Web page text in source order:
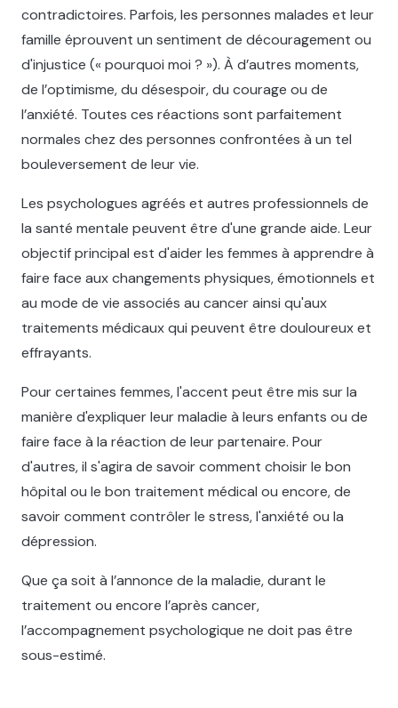
contradictoires. Parfois, les personnes malades et leur
famille éprouvent un sentiment de découragement ou
d'injustice (« pourquoi moi ? »). À d’autres moments,
de l’optimisme, du désespoir, du courage ou de
l’anxiété. Toutes ces réactions sont parfaitement
normales chez des personnes confrontées à un tel
bouleversement de leur vie.
Les psychologues agréés et autres professionnels de
la santé mentale peuvent être d'une grande aide. Leur
objectif principal est d'aider les femmes à apprendre à
faire face aux changements physiques, émotionnels et
au mode de vie associés au cancer ainsi qu'aux
traitements médicaux qui peuvent être douloureux et
effrayants.
Pour certaines femmes, l'accent peut être mis sur la
manière d'expliquer leur maladie à leurs enfants ou de
faire face à la réaction de leur partenaire. Pour
d'autres, il s'agira de savoir comment choisir le bon
hôpital ou le bon traitement médical ou encore, de
savoir comment contrôler le stress, l'anxiété ou la
dépression.
Que ça soit à l’annonce de la maladie, durant le
traitement ou encore l’après cancer,
l’accompagnement psychologique ne doit pas être
sous-estimé.